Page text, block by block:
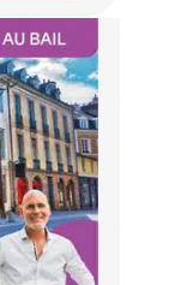
la
constitue
confort de
ou
56 880 PLOEREN